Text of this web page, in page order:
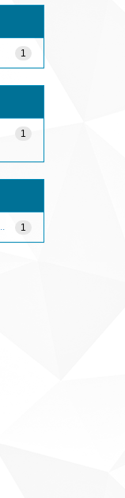
1
1
1